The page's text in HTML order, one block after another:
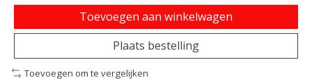
Toevoegen aan winkelwagen
Plaats bestelling
Toevoegen om te vergelijken